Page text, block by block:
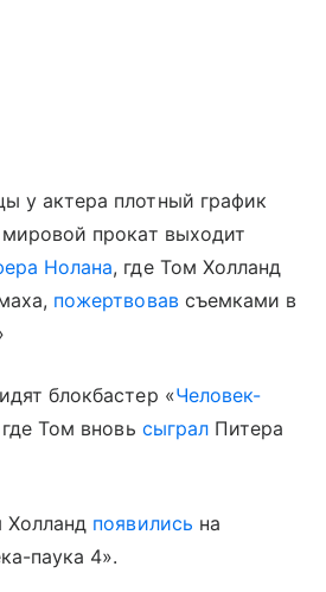
у актера плотный график
прокат выходит
Нолана, где Том Холланд
пожертвовавсъемками в
блокбастер «Человек-
Том вновь сыгралПитера
Холланд появились на
паука 4».